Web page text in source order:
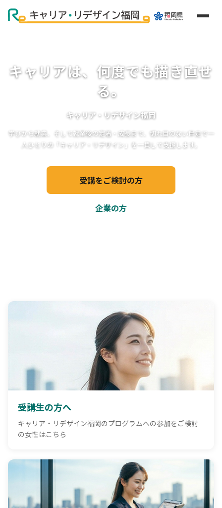
キャリアは、何度でも描き直せ
る。
キャリア・リデザイン福岡
学びから就業、そして就業後の定着・成長まで、切れ目のない伴走で一
人ひとりの「キャリア・リデザイン」を一貫して支援します。
受講をご検討の方
企業の方
主要メニュー
受講生の方へ
キャリア・リデザイン福岡のプログラムへの参加をご検討
の女性はこちら